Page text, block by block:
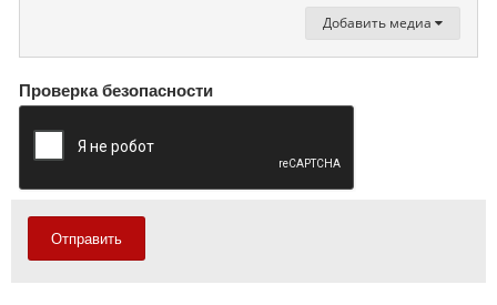
Добавить медиа
Проверка безопасности
Отправить